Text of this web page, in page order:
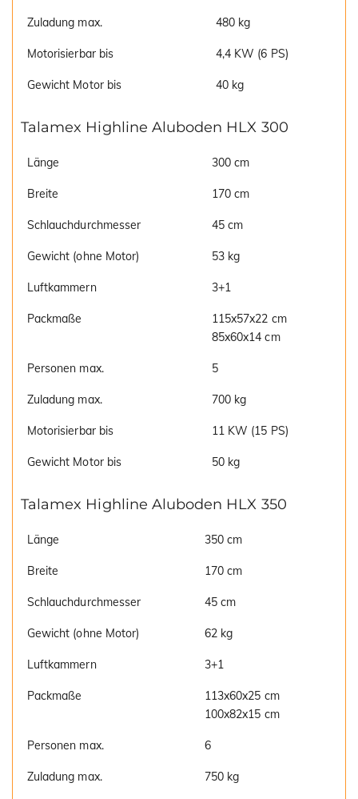
Zuladung max. 480 kg
Motorisierbar bis 4,4 KW (6 PS)
Gewicht Motor bis 40 kg
Talamex Highline Aluboden HLX 300
Länge 300 cm
Breite 170 cm
Schlauchdurchmesser 45 cm
Gewicht (ohne Motor) 53 kg
Luftkammern 3+1
Packmaße
115x57x22 cm
85x60x14 cm
Personen max. 5
Zuladung max. 700 kg
Motorisierbar bis 11 KW (15 PS)
Gewicht Motor bis 50 kg
Talamex Highline Aluboden HLX 350
Länge 350 cm
Breite 170 cm
Schlauchdurchmesser 45 cm
Gewicht (ohne Motor) 62 kg
Luftkammern 3+1
Packmaße
113x60x25 cm
100x82x15 cm
Personen max. 6
Zuladung max. 750 kg